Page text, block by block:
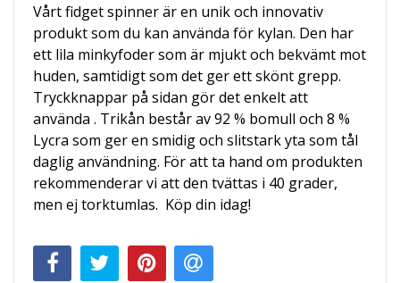
Vårt fidget spinner är en unik och innovativ
produkt som du kan använda för kylan. Den har
ett lila minkyfoder som är mjukt och bekvämt mot
huden, samtidigt som det ger ett skönt grepp.
Tryckknappar på sidan gör det enkelt att
använda . Trikån består av 92 % bomull och 8 %
Lycra som ger en smidig och slitstark yta som tål
daglig användning. För att ta hand om produkten
rekommenderar vi att den tvättas i 40 grader,
men ej torktumlas. Köp din idag!